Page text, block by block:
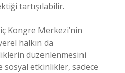
tartışılabilir.
Kongre Merkezi’nin
halkın da
düzenlenmesini
etkinlikler, sadece